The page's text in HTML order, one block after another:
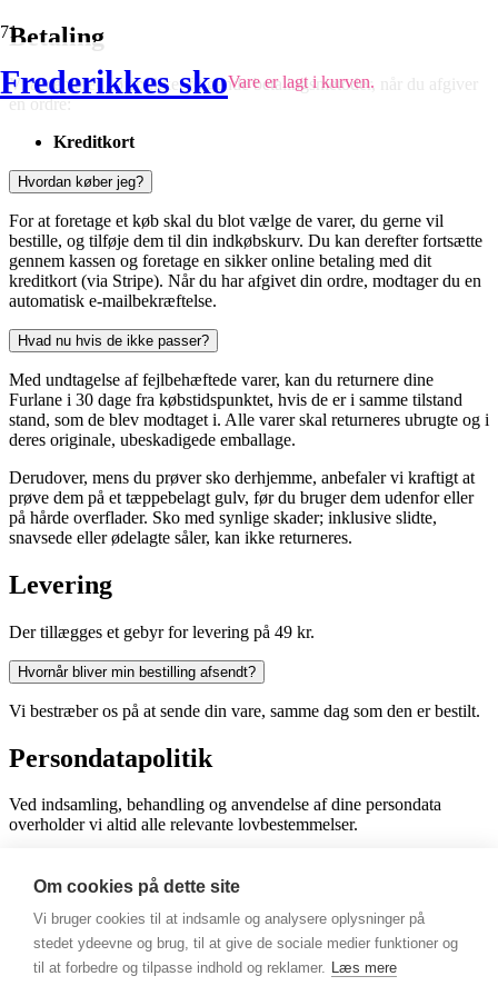
Frederikkes skoVareer lagt i kurven.
Betaling
Vi accepterer i øjeblikket følgende betalingsmetoder, når du afgiver
en ordre:
Kreditkort
Hvordan køber jeg?
For at foretage et køb skal du blot vælge de varer, du gerne vil
bestille, og tilføje dem til din indkøbskurv. Du kan derefter fortsætte
gennem kassen og foretage en sikker online betaling med dit
kreditkort (via Stripe). Når du har afgivet din ordre, modtager du en
automatisk e-mailbekræftelse.
Hvad nu hvis de ikke passer?
Med undtagelse af fejlbehæftede varer, kan du returnere dine
Furlane i 30 dage fra købstidspunktet, hvis de er i samme tilstand
stand, som de blev modtaget i. Alle varer skal returneres ubrugte og i
deres originale, ubeskadigede emballage.
Derudover, mens du prøver sko derhjemme, anbefaler vi kraftigt at
prøve dem på et tæppebelagt gulv, før du bruger dem udenfor eller
på hårde overflader. Sko med synlige skader; inklusive slidte,
snavsede eller ødelagte såler, kan ikke returneres.
Levering
Der tillægges et gebyr for levering på 49 kr.
Hvornår bliver min bestilling afsendt?
Vi bestræber os på at sende din vare, samme dag som den er bestilt.
Persondatapolitik
Ved indsamling, behandling og anvendelse af dine persondata
overholder vi altid alle relevante lovbestemmelser.
Privatlivspolitik
Vi indsamler og behandler typisk følgende typer af oplysninger: Et
unikt ID og tekniske oplysninger om din computer, tablet eller
Om cookies på dette site
Vi bruger cookies til at indsamle og analysere oplysninger på
stedet ydeevne og brug, til at give de sociale medier funktioner og
til at forbedre og tilpasse indhold og reklamer. Læs mere